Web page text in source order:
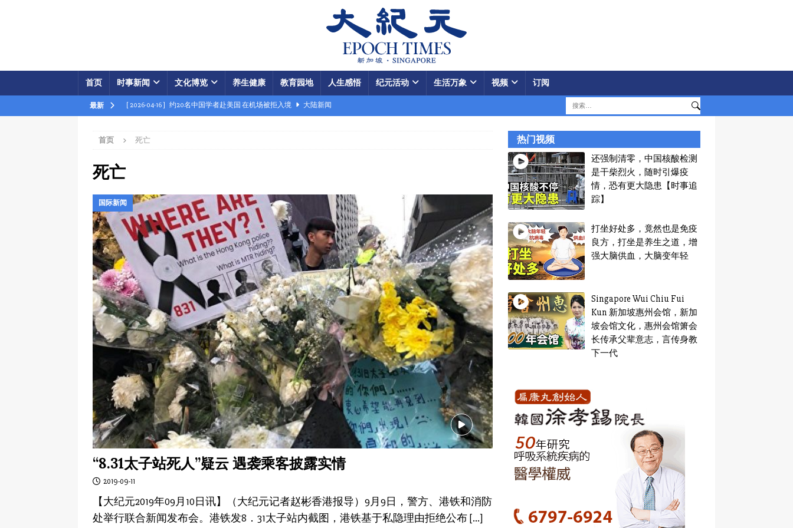
首页 时事新闻 文化博览 养生健康 教育园地 人生感悟 纪元活动 生活万象 视频 订阅
最新 [ 2026-04-16 ] 约20名中国学者赴美国 在机场被拒入境 大陆新闻
[ 2026-04-15 ]
[ 2026-04-02 ] 专家：中国富人赴美产子拿身份 呈工业化规模 大陆新闻
[ 2026-04-02 ] 【时事金扫描】美军炸平“美国大使馆”美载人飞船重返月球 视频
[ 2026-04-17 ] 美破獲大規模禮品卡詐騙 贓款成中共軍費 国际新闻
首页 死亡
死亡
国际新闻
“8.31太子站死人”疑云 遇袭乘客披露实情
2019-09-11
【大纪元2019年09月10日讯】（大纪元记者赵彬香港报导）9月9日，警方、港铁和消防
处举行联合新闻发布会。港铁发8．31太子站内截图，港铁基于私隐理由拒绝公布[…]
热门视频
还强制清零，中国核酸检测
是干柴烈火，随时引爆疫
情，恐有更大隐患【时事追
踪】
打坐好处多，竟然也是免疫
良方，打坐是养生之道，增
强大脑供血，大脑变年轻
Singapore Wui Chiu Fui
Kun 新加坡惠州会馆，新加
坡会馆文化，惠州会馆箫会
长传承父辈意志，言传身教
下一代